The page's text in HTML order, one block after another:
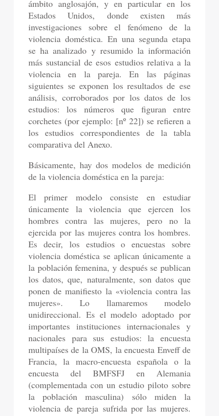
ámbito anglosajón, y en particular en los
Estados Unidos, donde existen más
investigaciones sobre el fenómeno de la
violencia doméstica. En una segunda etapa
se ha analizado y resumido la información
más sustancial de esos estudios relativa a la
violencia en la pareja. En las páginas
siguientes se exponen los resultados de ese
análisis, corroborados por los datos de los
estudios: los números que figuran entre
corchetes (por ejemplo: [nº 22]) se refieren a
los estudios correspondientes de la tabla
comparativa del Anexo.
Básicamente, hay dos modelos de medición
de la violencia doméstica en la pareja:
El primer modelo consiste en estudiar
únicamente la violencia que ejercen los
hombres contra las mujeres, pero no la
ejercida por las mujeres contra los hombres.
Es decir, los estudios o encuestas sobre
violencia doméstica se aplican únicamente a
la población femenina, y después se publican
los datos, que, naturalmente, son datos que
ponen de manifiesto la «violencia contra las
mujeres». Lo llamaremos modelo
unidireccional. Es el modelo adoptado por
importantes instituciones internacionales y
nacionales para sus estudios: la encuesta
multipaíses de la OMS, la encuesta Enveff de
Francia, la macro-encuesta española o la
encuesta del BMFSFJ en Alemania
(complementada con un estudio piloto sobre
la población masculina) sólo miden la
violencia de pareja sufrida por las mujeres.